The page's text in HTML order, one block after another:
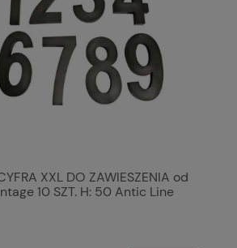
XXL DO ZAWIESZENIA od
10 SZT. H: 50 Antic Line